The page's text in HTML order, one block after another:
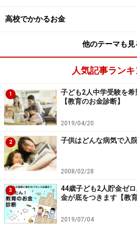
代になっているようです。親の老
どもたちにも負担をかけることに
貸与型奨学金に頼りすぎ
2020年4月から、高等教育向け就
非課税世帯やそれに準ずる世帯の
入学金の減免と給付型奨学金）が
象は低所得層が中心です。
「奨学金を借りればいい」という
です。給付型は問題ないですが、
でも「借金」。借入額が大きけれ
子どもの家計を圧迫することにも
高校でかかるお金
他のテーマも見
人気記事ラン
1
子ども2人中学受験を
【教育のお金診断】
2019/04/20
2 子供はどんな病気で入
2008/02/28
3
44歳子ども2人貯金ゼ
金が底をつきます【教
2019/07/04